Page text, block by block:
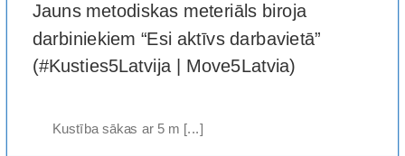
Jauns metodiskas meteriāls biroja
darbiniekiem “Esi aktīvs darbavietā”
(#Kusties5Latvija | Move5Latvia)
Kustība sākas ar 5 m [...]